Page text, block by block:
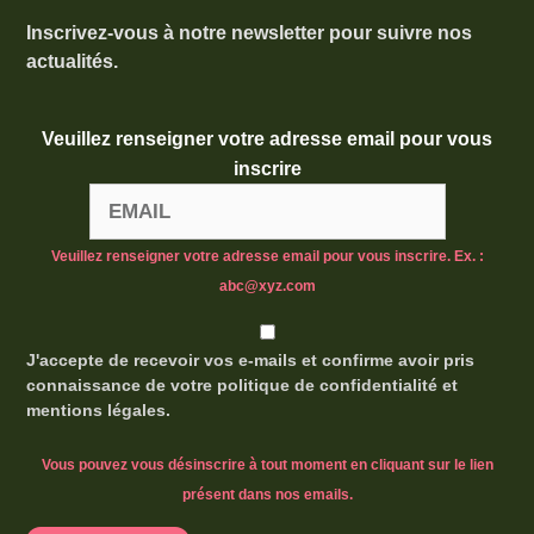
Inscrivez-vous à notre newsletter pour suivre nos
actualités.
Veuillez renseigner votre adresse email pour vous
inscrire
Veuillez renseigner votre adresse email pour vous inscrire. Ex. :
abc@xyz.com
J'accepte de recevoir vos e-mails et confirme avoir pris
connaissance de votre politique de confidentialité et
mentions légales.
Vous pouvez vous désinscrire à tout moment en cliquant sur le lien
présent dans nos emails.